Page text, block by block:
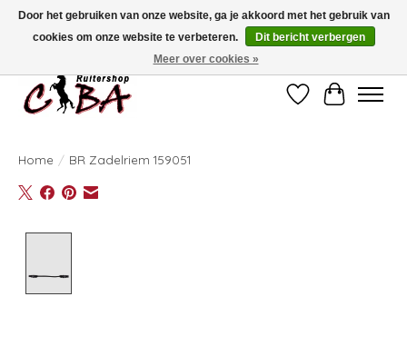
Bij vragen kan u ons contacteren op het nummer 011/60.67.34 ofciba@skynet.be
Ambachtstraat 22 A, 3530 Helchteren
Verlanglijst
Home / BR Zadelriem 159051
Door het gebruiken van onze website, ga je akkoord met het gebruik van
cookies om onze website te verbeteren.
Dit bericht verbergen
Meer over cookies »